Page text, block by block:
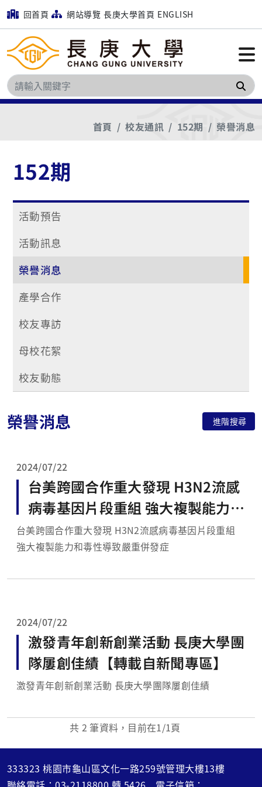
回首頁 網站導覽 長庚大學首頁 ENGLISH
搜
首頁 校友通訊 152期 榮譽消息
152期
活動預告
活動訊息
榮譽消息
產學合作
校友專訪
母校花絮
校友動態
榮譽消息 進階搜尋
2024/07/22
台美跨國合作重大發現 H3N2流感
病毒基因片段重組 強大複製能力和
毒性導致嚴重併發症【轉載自新聞
專區】
台美跨國合作重大發現 H3N2流感病毒基因片段重組
強大複製能力和毒性導致嚴重併發症
2024/07/22
激發青年創新創業活動 長庚大學團
隊屢創佳績【轉載自新聞專區】
激發青年創新創業活動 長庚大學團隊屢創佳績
共 2 筆資料，目前在1/1頁
333323 桃園市龜山區文化一路259號管理大樓13樓